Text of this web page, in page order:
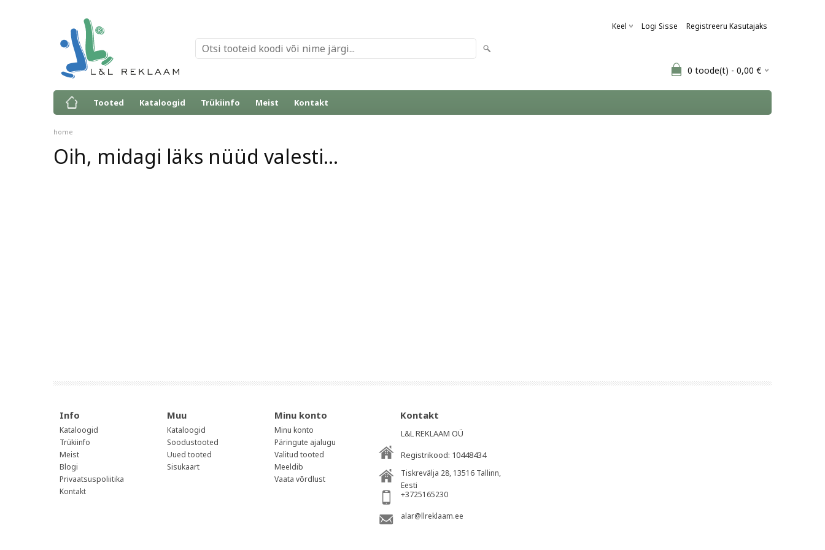
Keel Logi Sisse Registreeru Kasutajaks
0 toode(t) - 0,00 €
Tooted Kataloogid Trükiinfo Meist Kontakt
home
Oih, midagi läks nüüd valesti...
Info
Kataloogid
Trükiinfo
Meist
Blogi
Privaatsuspoliitika
Kontakt
Muu
Kataloogid
Soodustooted
Uued tooted
Sisukaart
Minu konto
Minu konto
Päringute ajalugu
Valitud tooted
Meeldib
Vaata võrdlust
Kontakt
L&L REKLAAM OÜ
Registrikood: 10448434
Tiskrevälja 28, 13516 Tallinn,
Eesti
+3725165230
alar@llreklaam.ee